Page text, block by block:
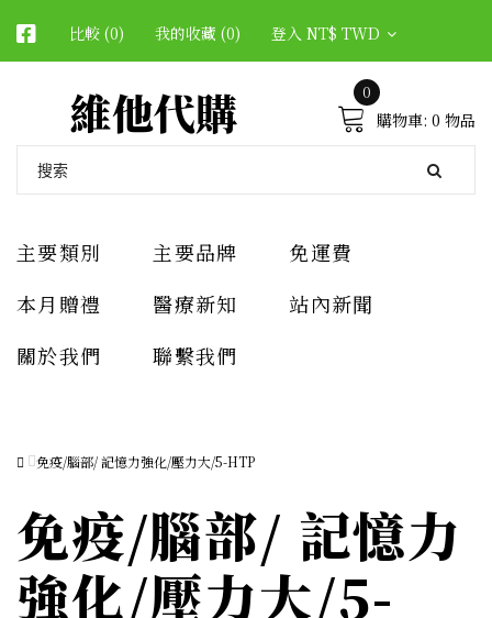
比較 (0) 我的收藏 (0) 登入 NT$ TWD
維他代購 購物車:
0
0 物品
主要類別 主要品牌
免運費
本月贈禮
醫療新知
站內新聞
關於我們
聯繫我們
免疫/腦部/ 記憶力強化/壓力大/5-HTP
免疫/腦部/ 記憶力
強化/壓力大/5-